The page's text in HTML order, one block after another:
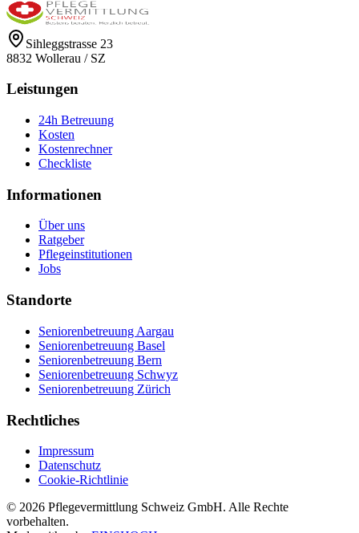
Sihleggstrasse 23
8832 Wollerau / SZ
Leistungen
24h Betreuung
Kosten
Kostenrechner
Checkliste
Informationen
Über uns
Ratgeber
Pflegeinstitutionen
Jobs
Standorte
Seniorenbetreuung Aargau
Seniorenbetreuung Basel
Seniorenbetreuung Bern
Seniorenbetreuung Schwyz
Seniorenbetreuung Zürich
Rechtliches
Impressum
Datenschutz
Cookie-Richtlinie
© 2026 Pflegevermittlung Schweiz GmbH. Alle Rechte
vorbehalten.